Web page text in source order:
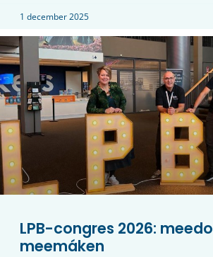
1 december 2025
LPB-congres 2026:
meemáken